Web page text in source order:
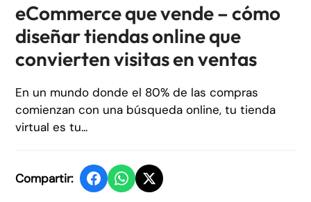
eCommerce que vende – cómo
diseñar tiendas online que
convierten visitas en ventas
En un mundo donde el 80% de las compras
comienzan con una búsqueda online, tu tienda
virtual es tu...
Compartir: